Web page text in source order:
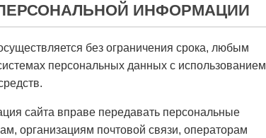
ИНФОРМАЦИИ
без ограничения срока, любым
персональных данных с использованием
сайта вправе передавать персональные
организациям почтовой связи, операторам